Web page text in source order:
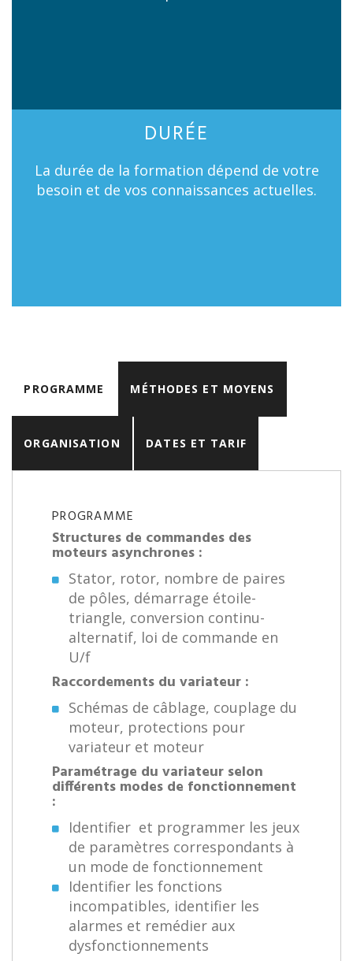
DURÉE
La durée de la formation dépend de votre
besoin et de vos connaissances actuelles.
PROGRAMME MÉTHODES ET MOYENS
ORGANISATION DATES ET TARIF
PROGRAMME
Structures de commandes des
moteurs asynchrones :
Stator, rotor, nombre de paires
de pôles, démarrage étoile-
triangle, conversion continu-
alternatif, loi de commande en
U/f
Raccordements du variateur :
Schémas de câblage, couplage du
moteur, protections pour
variateur et moteur
Paramétrage du variateur selon
différents modes de fonctionnement
:
Identifier et programmer les jeux
de paramètres correspondants à
un mode de fonctionnement
Identifier les fonctions
incompatibles, identifier les
alarmes et remédier aux
dysfonctionnements